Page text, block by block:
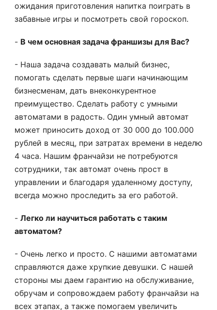
ожидания приготовления напитка поиграть в
забавные игры и посмотреть свой гороскоп.
- В чем основная задача франшизы для Вас?
- Наша задача создавать малый бизнес,
помогать сделать первые шаги начинающим
бизнесменам, дать внеконкурентное
преимущество. Сделать работу с умными
автоматами в радость. Один умный автомат
может приносить доход от 30 000 до 100.000
рублей в месяц, при затратах времени в неделю
4 часа. Нашим франчайзи не потребуются
сотрудники, так автомат очень прост в
управлении и благодаря удаленному доступу,
всегда можно проследить за его работой.
- Легко ли научиться работать с таким
автоматом?
- Очень легко и просто. С нашими автоматами
справляются даже хрупкие девушки. С нашей
стороны мы даем гарантию на обслуживание,
обручам и сопровождаем работу франчайзи на
всех этапах, а также помогаем увеличить